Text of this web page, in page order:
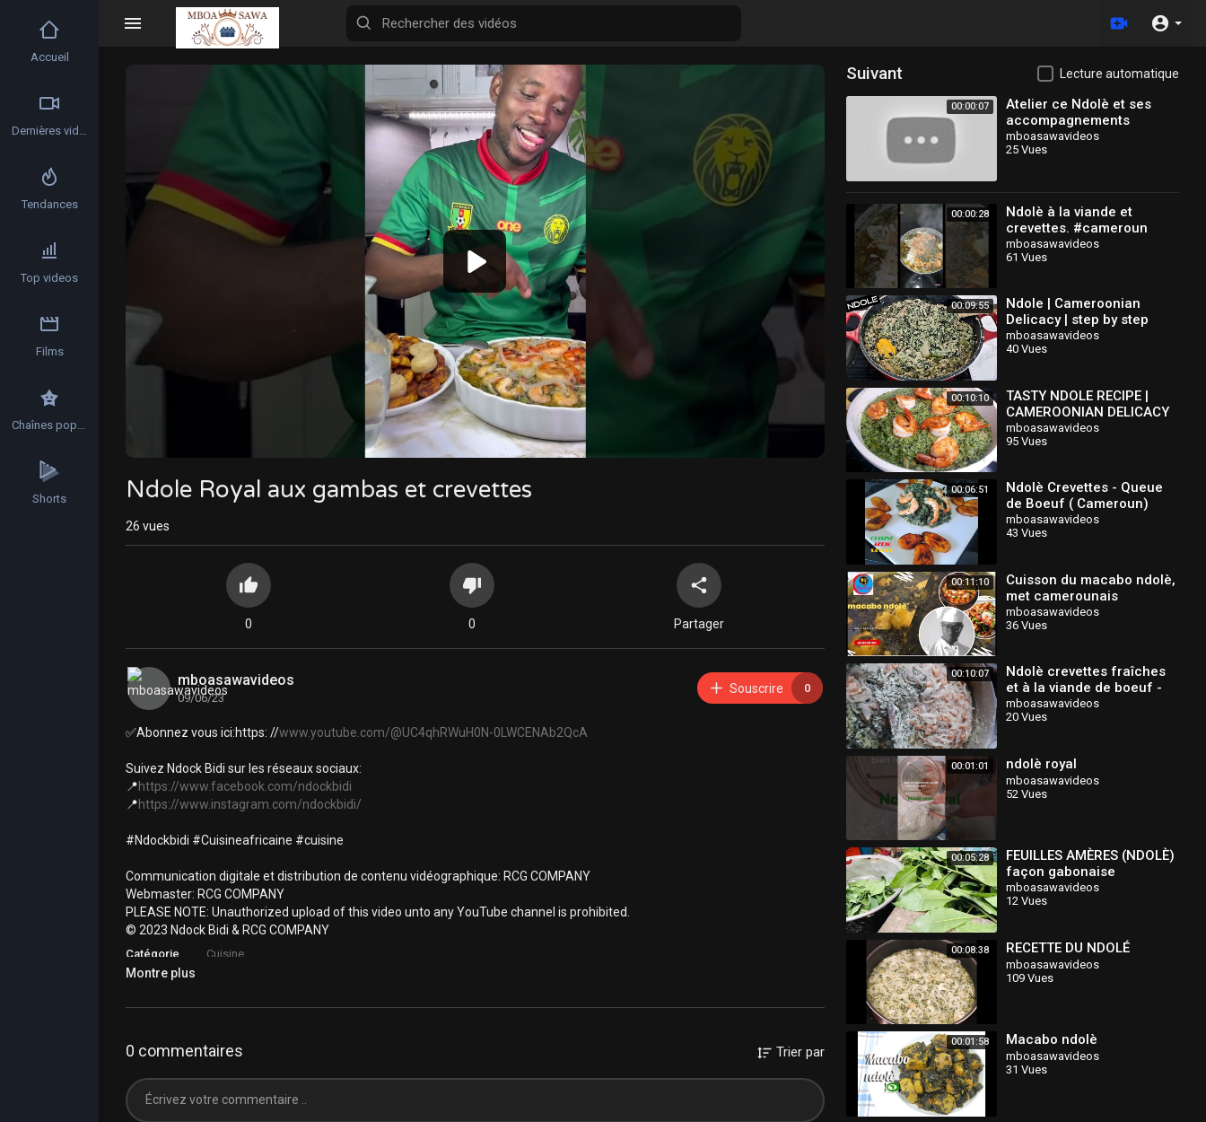
Ndole Royal aux gambas et crevettes
26 vues
0 0 Partager
mboasawavideos
09/06/23
Souscrire 0
✅Abonnez vous ici:https: //www.youtube.com/@UC4qhRWuH0N-0LWCENAb2QcA
Suivez Ndock Bidi sur les réseaux sociaux:
📍https://www.facebook.com/ndockbidi
📍https://www.instagram.com/ndockbidi/
#Ndockbidi #Cuisineafricaine #cuisine
Communication digitale et distribution de contenu vidéographique: RCG COMPANY
Webmaster: RCG COMPANY
PLEASE NOTE: Unauthorized upload of this video unto any YouTube channel is prohibited.
© 2023 Ndock Bidi & RCG COMPANY
Catégorie Cuisine
Montre plus
0 commentaires Trier par
Suivant Lecture automatique
00:00:07
Atelier ce Ndolè et ses
accompagnements
créatifs . Le 10 août 2019
mboasawavideos
25 Vues
00:00:28
Ndolè à la viande et
crevettes. #cameroun
#douala #cuisineafricaine
#shorts
mboasawavideos
61 Vues
00:09:55
Ndole | Cameroonian
Delicacy | step by step
recipe
mboasawavideos
40 Vues
00:10:10
TASTY NDOLE RECIPE |
CAMEROONIAN DELICACY
mboasawavideos
95 Vues
00:06:51
Ndolè Crevettes - Queue
de Boeuf ( Cameroun)
mboasawavideos
43 Vues
00:11:10
Cuisson du macabo ndolè,
met camerounais
mboasawavideos
36 Vues
00:10:07
Ndolè crevettes fraîches
et à la viande de boeuf -
Cameroun
mboasawavideos
20 Vues
00:01:01 ndolè royal
mboasawavideos
52 Vues
00:05:28
FEUILLES AMÈRES (NDOLÈ)
façon gabonaise
mboasawavideos
12 Vues
00:08:38 RECETTE DU NDOLÉ
mboasawavideos
109 Vues
00:01:58 Macabo ndolè
mboasawavideos
31 Vues
Accueil
Dernières vidéos
Tendances
Top videos
Films
Chaînes populaires
Shorts